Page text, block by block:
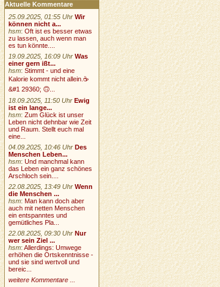
Aktuelle Kommentare
25.09.2025, 01:55 Uhr Wir
können nicht a...
hsm:Oft ist es besser etwas
zu lassen, auch wenn man
es tun könnte....
19.09.2025, 16:09 Uhr Was
einer gern ißt...
hsm:Stimmt - und eine
Kalorie kommt nicht allein.☕
&#1 29360; 🙃...
18.09.2025, 11:50 Uhr Ewig
ist ein lange...
hsm:Zum Glück ist unser
Leben nicht dehnbar wie Zeit
und Raum. Stellt euch mal
eine...
04.09.2025, 10:46 Uhr Des
Menschen Leben...
hsm:Und manchmal kann
das Leben ein ganz schönes
Arschloch sein....
22.08.2025, 13:49 Uhr Wenn
die Menschen ...
hsm:Man kann doch aber
auch mit netten Menschen
ein entspanntes und
gemütliches Pla...
22.08.2025, 09:30 Uhr Nur
wer sein Ziel ...
hsm:Allerdings: Umwege
erhöhen die Ortskenntnisse -
und sie sind wertvoll und
bereic...
weitere Kommentare ...